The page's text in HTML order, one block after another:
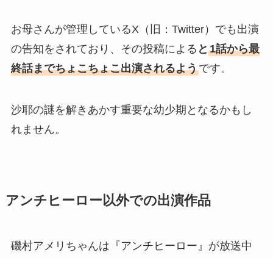
お母さんが管理しているX（旧：Twitter）でも出演
の告知をされており、その投稿による と 1話から最
終話までちょこちょこ出演されるようです。
沙耶の謎を解きあかす重要な幼少期となるかもし
れません。
アンチヒーロー以外での出演作品
磯村アメリちゃんは『アンチヒーロー』が放送中